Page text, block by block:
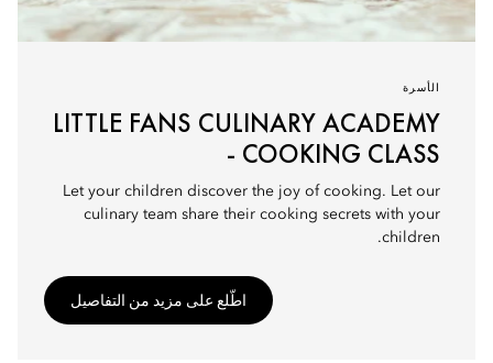
الأسرة
LITTLE FANS CULINARY ACADEMY
- COOKING CLASS
Let your children discover the joy of cooking. Let our
culinary team share their cooking secrets with your
children.
اطّلع على مزيد من التفاصيل